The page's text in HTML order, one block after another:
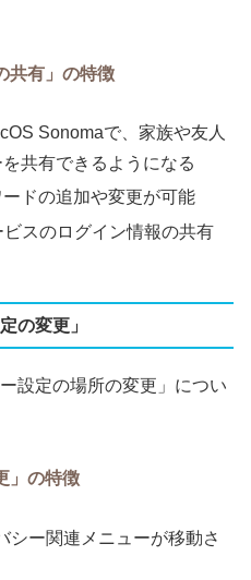
共有」の特徴
Sonomaで、家族や友人
共有できるようになる
ドの追加や変更が可能
スのログイン情報の共有
の変更」
設定の場所の変更」につい
」の特徴
シー関連メニューが移動さ